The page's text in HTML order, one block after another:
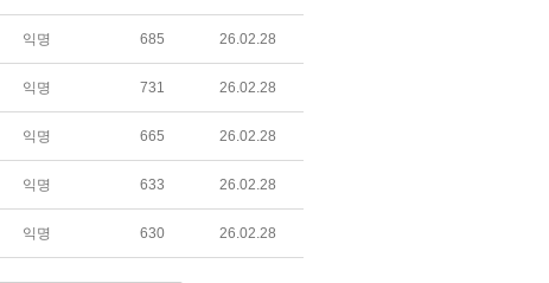
익명 685 26.02.28
익명 731 26.02.28
익명 665 26.02.28
익명 633 26.02.28
익명 630 26.02.28